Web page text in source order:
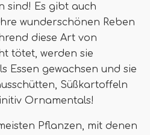
sind! Es gibt auch
wunderschönen Reben
diese Art von
tötet, werden sie
Essen gewachsen und sie
Süßkartoffeln
Ornamentals!
Pflanzen, mit denen